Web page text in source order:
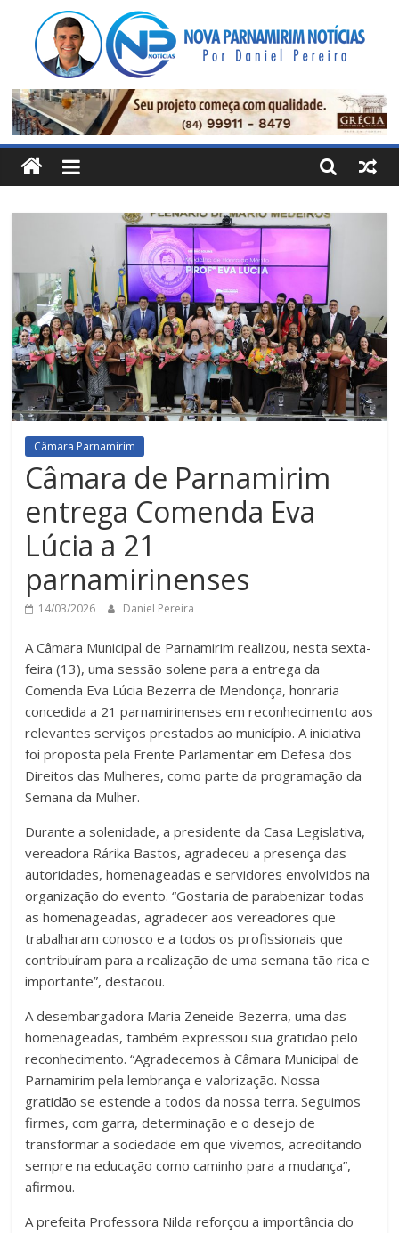
conteúdo
Nova
Parnamirim
Notícias
Pereira
Câmara Parnamirim
Câmara de Parnamirim
entrega Comenda Eva
Lúcia a 21
parnamirinenses
14/03/2026 Daniel Pereira
A Câmara Municipal de Parnamirim realizou, nesta sexta-
feira (13), uma sessão solene para a entrega da
Comenda Eva Lúcia Bezerra de Mendonça, honraria
concedida a 21 parnamirinenses em reconhecimento aos
relevantes serviços prestados ao município. A iniciativa
foi proposta pela Frente Parlamentar em Defesa dos
Direitos das Mulheres, como parte da programação da
Semana da Mulher.
Durante a solenidade, a presidente da Casa Legislativa,
vereadora Rárika Bastos, agradeceu a presença das
autoridades, homenageadas e servidores envolvidos na
organização do evento. “Gostaria de parabenizar todas
as homenageadas, agradecer aos vereadores que
trabalharam conosco e a todos os profissionais que
contribuíram para a realização de uma semana tão rica e
importante”, destacou.
A desembargadora Maria Zeneide Bezerra, uma das
homenageadas, também expressou sua gratidão pelo
reconhecimento. “Agradecemos à Câmara Municipal de
Parnamirim pela lembrança e valorização. Nossa
gratidão se estende a todos da nossa terra. Seguimos
firmes, com garra, determinação e o desejo de
transformar a sociedade em que vivemos, acreditando
sempre na educação como caminho para a mudança”,
afirmou.
A prefeita Professora Nilda reforçou a importância do